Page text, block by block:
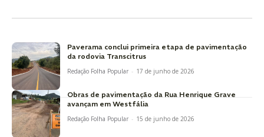
Paverama conclui primeira etapa de pavimentação
da rodovia Transcitrus
Redação Folha Popular - 17 de junho de 2026
Obras de pavimentação da Rua Henrique Grave
avançam em Westfália
Redação Folha Popular - 15 de junho de 2026